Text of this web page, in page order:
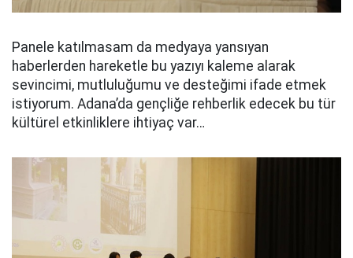
Panele katılmasam da medyaya yansıyan
haberlerden hareketle bu yazıyı kaleme alarak
sevincimi, mutluluğumu ve desteğimi ifade etmek
istiyorum. Adana’da gençliğe rehberlik edecek bu tür
kültürel etkinliklere ihtiyaç var…